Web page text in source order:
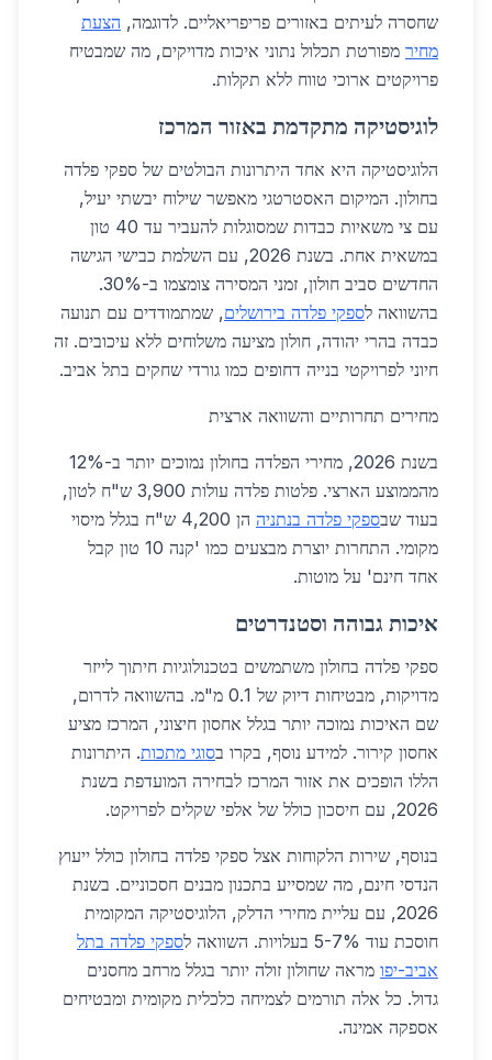
שחסרה לעיתים באזורים פריפריאליים. לדוגמה, הצעת
מחיר מפורטת תכלול נתוני איכות מדויקים, מה שמבטיח
פרויקטים ארוכי טווח ללא תקלות.
לוגיסטיקה מתקדמת באזור המרכז
הלוגיסטיקה היא אחד היתרונות הבולטים של ספקי פלדה
בחולון. המיקום האסטרטגי מאפשר שילוח יבשתי יעיל,
עם צי משאיות כבדות שמסוגלות להעביר עד 40 טון
במשאית אחת. בשנת 2026, עם השלמת כבישי הגישה
החדשים סביב חולון, זמני המסירה צומצמו ב-30%.
בהשוואה לספקי פלדה בירושלים, שמתמודדים עם תנועה
כבדה בהרי יהודה, חולון מציעה משלוחים ללא עיכובים. זה
חיוני לפרויקטי בנייה דחופים כמו גורדי שחקים בתל אביב.
מחירים תחרותיים והשוואה ארצית
בשנת 2026, מחירי הפלדה בחולון נמוכים יותר ב-12%
מהממוצע הארצי. פלטות פלדה עולות 3,900 ש"ח לטון,
בעוד שבספקי פלדה בנתניה
הן 4,200 ש"ח בגלל מיסוי
מקומי. התחרות יוצרת מבצעים כמו 'קנה 10 טון קבל
אחד חינם' על מוטות.
איכות גבוהה וסטנדרטים
ספקי פלדה בחולון משתמשים בטכנולוגיות חיתוך לייזר
מדויקות, מבטיחות דיוק של 0.1 מ"מ. בהשוואה לדרום,
שם האיכות נמוכה יותר בגלל אחסון חיצוני, המרכז מציע
אחסון קירור. למידע נוסף, בקרו בסוגי מתכות. היתרונות
הללו הופכים את אזור המרכז לבחירה המועדפת בשנת
2026, עם חיסכון כולל של אלפי שקלים לפרויקט.
בנוסף, שירות הלקוחות אצל ספקי פלדה בחולון כולל ייעוץ
הנדסי חינם, מה שמסייע בתכנון מבנים חסכוניים. בשנת
2026, עם עליית מחירי הדלק, הלוגיסטיקה המקומית
חוסכת עוד 5-7% בעלויות. השוואה ל
ספקי פלדה בתל
אביב-יפו מראה שחולון זולה יותר בגלל מרחב מחסנים
גדול. כל אלה תורמים לצמיחה כלכלית מקומית ומבטיחים
אספקה אמינה.